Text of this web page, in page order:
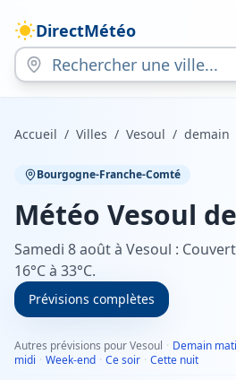
DirectMétéo
Accueil / Villes / Vesoul / demain
Bourgogne-Franche-Comté
Météo Vesoul
Samedi 8 août à Vesoul :
16°C à 33°C.
Prévisions complètes
Autres prévisions pour Vesoul · Demain
midi · Week-end · Ce soir · Cette nuit